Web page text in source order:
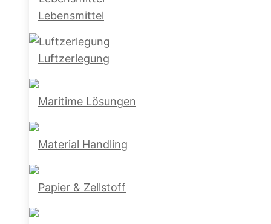
Lebensmittel
Luftzerlegung
Maritime Lösungen
Material Handling
Papier & Zellstoff